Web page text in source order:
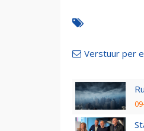
Verstuur per